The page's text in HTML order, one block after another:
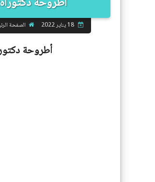
18 يناير 2022 الصفحة
أطروحة